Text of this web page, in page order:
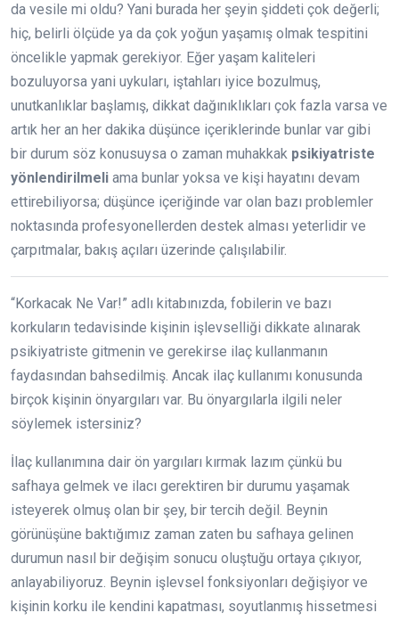
da vesile mi oldu? Yani burada her şeyin şiddeti çok değerli;
hiç, belirli ölçüde ya da çok yoğun yaşamış olmak tespitini
öncelikle yapmak gerekiyor. Eğer yaşam kaliteleri
bozuluyorsa yani uykuları, iştahları iyice bozulmuş,
unutkanlıklar başlamış, dikkat dağınıklıkları çok fazla varsa ve
artık her an her dakika düşünce içeriklerinde bunlar var gibi
bir durum söz konusuysa o zaman muhakkak psikiyatriste
yönlendirilmeli ama bunlar yoksa ve kişi hayatını devam
ettirebiliyorsa; düşünce içeriğinde var olan bazı problemler
noktasında profesyonellerden destek alması yeterlidir ve
çarpıtmalar, bakış açıları üzerinde çalışılabilir.
“Korkacak Ne Var!” adlı kitabınızda, fobilerin ve bazı
korkuların tedavisinde kişinin işlevselliği dikkate alınarak
psikiyatriste gitmenin ve gerekirse ilaç kullanmanın
faydasından bahsedilmiş. Ancak ilaç kullanımı konusunda
birçok kişinin önyargıları var. Bu önyargılarla ilgili neler
söylemek istersiniz?
İlaç kullanımına dair ön yargıları kırmak lazım çünkü bu
safhaya gelmek ve ilacı gerektiren bir durumu yaşamak
isteyerek olmuş olan bir şey, bir tercih değil. Beynin
görünüşüne baktığımız zaman zaten bu safhaya gelinen
durumun nasıl bir değişim sonucu oluştuğu ortaya çıkıyor,
anlayabiliyoruz. Beynin işlevsel fonksiyonları değişiyor ve
kişinin korku ile kendini kapatması, soyutlanmış hissetmesi